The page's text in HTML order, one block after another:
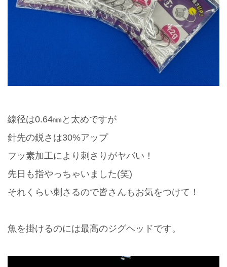
線径は0.64㎜と太めですが
針先の鋭さは30%アップ
フッ素加工により刺さりがヤバい！
先日も指やっちゃいました(笑)
それくらい刺さるので皆さんもお気をつけて！
魚を掛けるのには最高のジグヘッドです。